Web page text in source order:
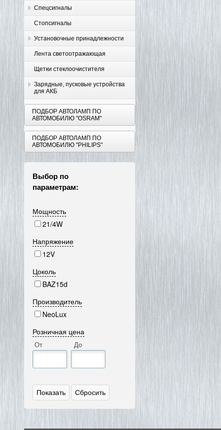
Спецсигналы
Стопсигналы
Установочные принадлежности
Лента светоотражающая
Щетки стеклоочистителя
Зарядные, пусковые устройства
для АКБ
ПОДБОР АВТОЛАМП ПО
АВТОМОБИЛЮ "OSRAM"
ПОДБОР АВТОЛАМП ПО
АВТОМОБИЛЮ "PHILIPS"
Выбор по
параметрам:
Мощность
21/4W
Напряжение
12V
Цоколь
BAZ15d
Производитель
NeoLux
Розничная цена
От До